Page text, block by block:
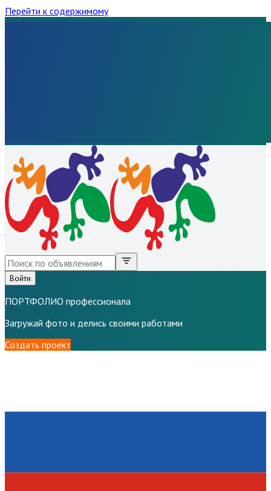
Перейти к содержимому
Войти
ПОРТФОЛИО профессионала
Загружай фото и делись своими работами
Создать проект